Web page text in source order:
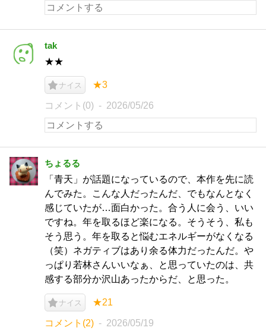
tak
★★
ナイス ★3
コメント(0) 2026/05/26
ちょるる
「青天」が話題になっているので、本作を先に読
んでみた。こんな人だったんだ、でもなんとなく
感じていたが…面白かった。合う人に会う、いい
ですね。年を取るほど楽になる。そうそう、私も
そう思う。年を取ると悩むエネルギーがなくなる
（笑）ネガティブはあり余る体力だったんだ。や
っぱり若林さんいいなぁ、と思っていたのは、共
感する部分か沢山あったからだ、と思った。
ナイス ★21
コメント(2) 2026/05/19